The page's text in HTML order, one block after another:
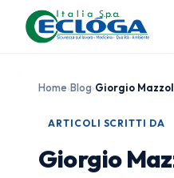
Home›Blog›Giorgio
ARTICOLI SCRITTI DA
Giorgio